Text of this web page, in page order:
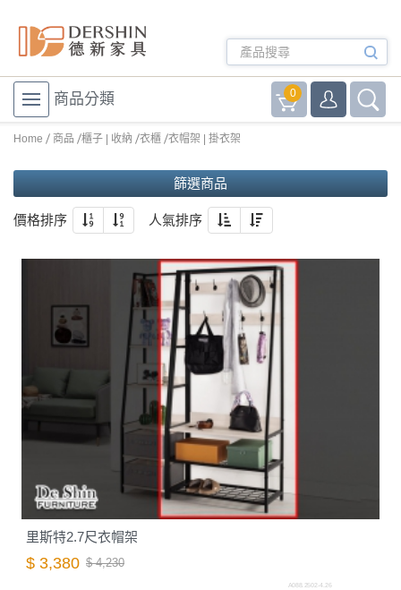
商品分類 0
Home 商品 櫃子 | 收納 衣櫃 衣帽架 | 掛衣架
篩選商品
價格排序 人氣排序
里斯特2.7尺衣帽架
$ 3,380 $ 4,230
A088.2502-4.26